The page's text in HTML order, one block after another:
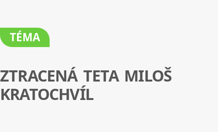
TÉMA
ZTRACENÁ TETA MILOŠ
KRATOCHVÍL